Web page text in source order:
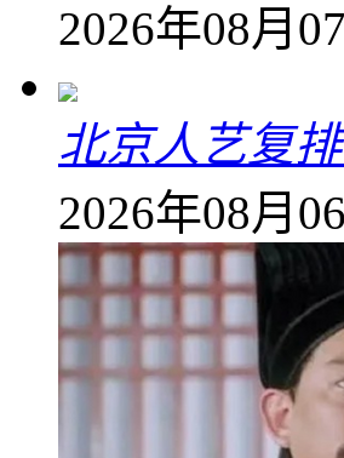
2026年08月
北京人艺复
2026年08月